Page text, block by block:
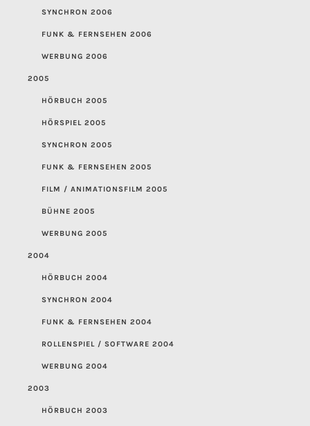
SYNCHRON 2006
FUNK & FERNSEHEN 2006
WERBUNG 2006
2005
HÖRBUCH 2005
HÖRSPIEL 2005
SYNCHRON 2005
FUNK & FERNSEHEN 2005
FILM / ANIMATIONSFILM 2005
BÜHNE 2005
WERBUNG 2005
2004
HÖRBUCH 2004
SYNCHRON 2004
FUNK & FERNSEHEN 2004
ROLLENSPIEL / SOFTWARE 2004
WERBUNG 2004
2003
HÖRBUCH 2003